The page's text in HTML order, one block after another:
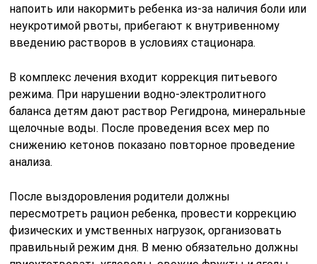
напоить или накормить ребенка из-за наличия боли или
неукротимой рвоты, прибегают к внутривенному
введению растворов в условиях стационара.
В комплекс лечения входит коррекция питьевого
режима. При нарушении водно-электролитного
баланса детям дают раствор Регидрона, минеральные
щелочные воды. После проведения всех мер по
снижению кетонов показано повторное проведение
анализа.
После выздоровления родители должны
пересмотреть рацион ребенка, провести коррекцию
физических и умственных нагрузок, организовать
правильный режим дня. В меню обязательно должны